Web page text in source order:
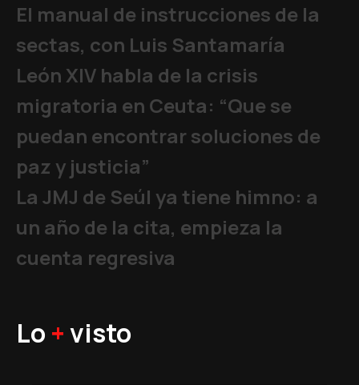
El manual de instrucciones de la
sectas, con Luis Santamaría
León XIV habla de la crisis
migratoria en Ceuta: “Que se
puedan encontrar soluciones de
paz y justicia”
La JMJ de Seúl ya tiene himno: a
un año de la cita, empieza la
cuenta regresiva
Lo +visto